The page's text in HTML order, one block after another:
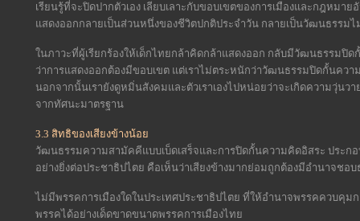
เรียนรู้ที่จะปิดปากตัวเอง เลียบเลาะกับขอบเขตของการเมืองและกฎหม
แสดงออกกลายเป็นส่วนหนึ่งของชีวิตปกติประจำวัน กลายเป็นวัฒนธรรมไ
ในภาวะที่ผู้เรียกร้องให้เด็กไทยกล้าคิดกล้าแสดงออก กลับมีวัฒนธรรมปิ
ว่าการแสดงออกต้องมีขอบเขต แต่เราไม่ตระหนักว่าวัฒนธรรมปิดกั้นคว
นอกจากนั้นเรายังดูหมิ่นสังคมและตัวเราเองไปหน่อยว่าจะเกิดความวุ่นว
จากทัศนะมาตรฐาน
3.3 สิทธิของเสียงข้างน้อย
วัฒนธรรมความสามัคคีแบบเบ็ดเสร็จและการปิดกั้นความคิดอิสระ ประก
อย่างยิ่งต่อประชาธิปไตย คือเห็นว่าเสียงข้างมากย่อมถูกต้องมีอำนาจชอ
ไม่มีพรรคการเมืองใดในประเทศประชาธิปไตย ที่ให้อำนาจพรรคควบคุ
พรรคได้อย่างเด็ดขาดขนาดพรรคการเมืองไทย